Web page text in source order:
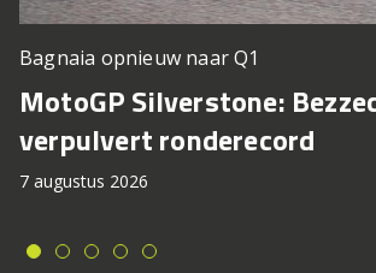
Bagnaia opnieuw naar Q1
MotoGP Silverstone:
verpulvert ronderecord
7 augustus 2026